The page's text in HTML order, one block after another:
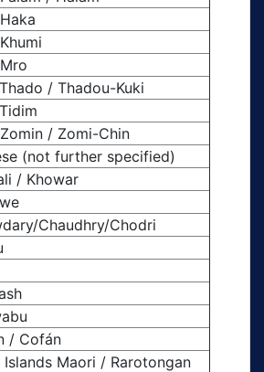
/ Thadou-Kuki
/ Zomi-Chin
(not further specified)
/ Khowar
Chaudhry/Chodri
/ Cofán
Islands Maori / Rarotongan